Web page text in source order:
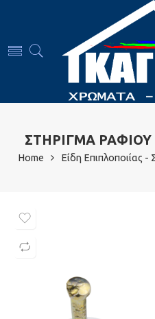
ΣΤΗΡΙΓΜΑ
Home Είδη Επιπλοποιίας -